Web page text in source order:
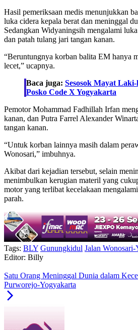
Hasil pemeriksaan medis menunjukkan
luka cidera kepala berat dan meninggal
Sedangkan Widyaningsih mengalami
dan patah tulang jari tangan kanan.
“Beruntungnya korban balita EM hanya
lecet,” ucapnya.
Baca juga: Sesosok Mayat
Posko Code X Yogyakarta
Pemotor Mohammad Fadhillah Irfan
kanan, dan Putra Farrel Alexander
tangan kanan.
“Untuk korban lainnya masih dalam
Wonosari,” imbuhnya.
Akibat dari kejadian tersebut, selain
menimbulkan kerugian materil yang
motor yang terlibat kecelakaan
parah.
Tags: BLY Gunungkidul Jalan Wonosari-
Editor: Billy
Satu Orang Meninggal Dunia dalam
Purworejo-Yogyakarta